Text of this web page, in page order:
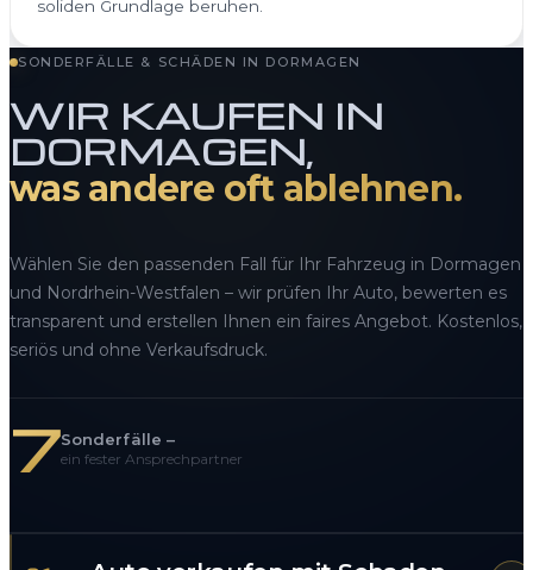
soliden Grundlage beruhen.
SONDERFÄLLE & SCHÄDEN IN DORMAGEN
WIR KAUFEN IN
DORMAGEN,
was andere oft ablehnen.
Wählen Sie den passenden Fall für Ihr Fahrzeug in Dormagen
und Nordrhein-Westfalen – wir prüfen Ihr Auto, bewerten es
transparent und erstellen Ihnen ein faires Angebot. Kostenlos,
seriös und ohne Verkaufsdruck.
7Sonderfälle –
ein fester Ansprechpartner